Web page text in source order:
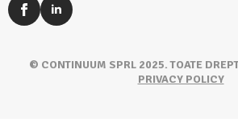
© CONTINUUM SPRL 2025. TOATE
PRIVACY POLICY